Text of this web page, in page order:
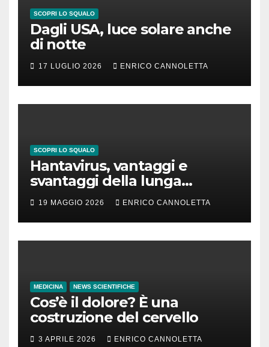
SCOPRI LO SQUALO
Dagli USA, luce solare anche
di notte
17 LUGLIO 2026 ENRICO CANNOLETTA
SCOPRI LO SQUALO
Hantavirus, vantaggi e
svantaggi della lunga
incubazione
19 MAGGIO 2026 ENRICO CANNOLETTA
MEDICINA NEWS SCIENTIFICHE
Cos’è il dolore? È una
costruzione del cervello
3 APRILE 2026 ENRICO CANNOLETTA